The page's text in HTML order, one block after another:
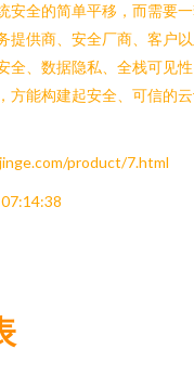
安全的简单平移，而需要
提供商、安全厂商、客户
全、数据隐私、全栈可见
方能构建起安全、可信的
product/7.html